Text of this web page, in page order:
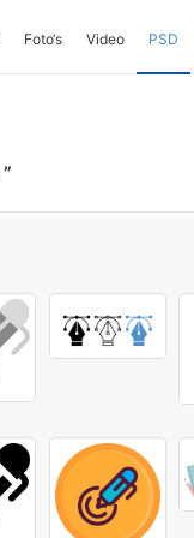
Foto‘s Video PSD